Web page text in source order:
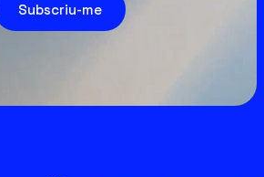
Subscriu-me